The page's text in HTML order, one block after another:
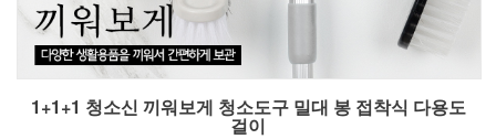
1+1+1 청소신 끼워보게 청소도구 밀대 봉 접착식 다용도
걸이